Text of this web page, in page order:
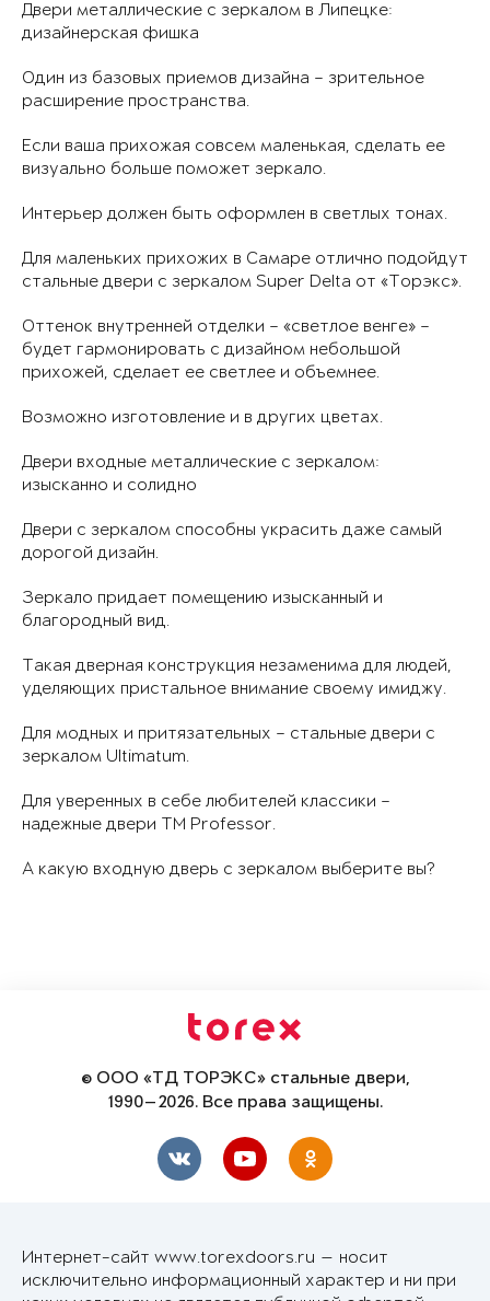
Двери металлические с зеркалом в Липецке:
дизайнерская фишка
Один из базовых приемов дизайна – зрительное
расширение пространства.
Если ваша прихожая совсем маленькая, сделать ее
визуально больше поможет зеркало.
Интерьер должен быть оформлен в светлых тонах.
Для маленьких прихожих в Самаре отлично подойдут
стальные двери с зеркалом Super Delta от «Торэкс».
Оттенок внутренней отделки – «светлое венге» –
будет гармонировать с дизайном небольшой
прихожей, сделает ее светлее и объемнее.
Возможно изготовление и в других цветах.
Двери входные металлические с зеркалом:
изысканно и солидно
Двери с зеркалом способны украсить даже самый
дорогой дизайн.
Зеркало придает помещению изысканный и
благородный вид.
Такая дверная конструкция незаменима для людей,
уделяющих пристальное внимание своему имиджу.
Для модных и притязательных – стальные двери с
зеркалом Ultimatum.
Для уверенных в себе любителей классики –
надежные двери ТМ Professor.
А какую входную дверь с зеркалом выберите вы?
© ООО «ТД ТОРЭКС» стальные двери,
1990—2026. Все права защищены.
Интернет-сайт www.torexdoors.ru — носит
исключительно информационный характер и ни при